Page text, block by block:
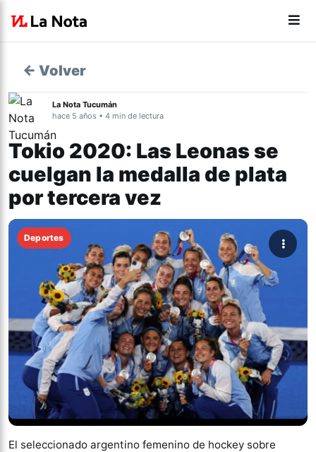
← Volver
La Nota Tucumán
hace 5 años • 4 min de lectura
Tokio 2020: Las Leonas se
cuelgan la medalla de plata
por tercera vez
Deportes
El seleccionado argentino femenino de hockey sobre